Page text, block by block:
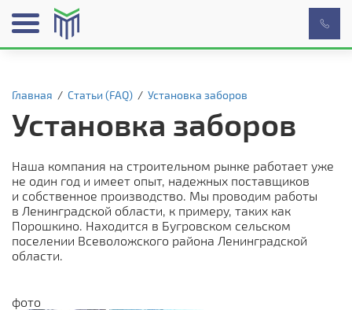
Главная / Статьи (FAQ) / Установка заборов
Установка заборов
Наша компания на строительном рынке работает уже
не один год и имеет опыт, надежных поставщиков
и собственное производство. Мы проводим работы
в Ленинградской области, к примеру, таких как
Порошкино. Находится в Бугровском сельском
поселении Всеволожского района Ленинградской
области.
фото